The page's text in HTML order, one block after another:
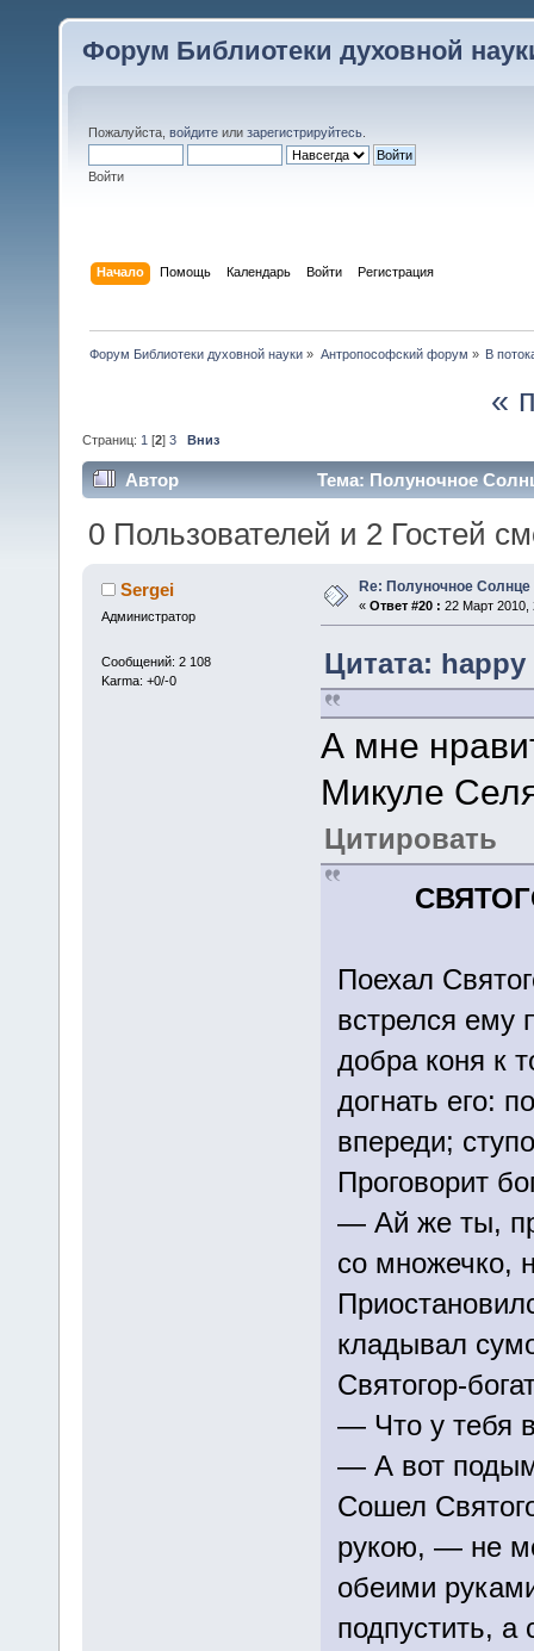
Форум Библиотеки духовной
Пожалуйста, войдите или зарегистрируйтесь
Войти
Начало Помощь Календарь Войти Регистрация
Форум Библиотеки духовной науки » Антропософский форум » В
«
Страниц: 1 [2] 3 Вниз
Автор Тема: Полуночное
0 Пользователей и 2 Гостей
Sergei
Администратор
Сообщений: 2 108
Karma: +0/-0
Re: Полуночное Солнце
« Ответ #20 : 22 Март 2010,
Цитата: happy
А мне
Микуле
Цитировать
Поехал
встрелся ему
добра коня к
догнать его:
впереди;
Проговорит
— Ай же ты,
со множечко,
кладывал
Святогор-
— Что у тебя
— А вот
Сошел
рукою, — не
обеими
подпустить, а